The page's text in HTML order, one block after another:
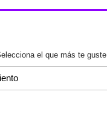
el que más te guste.